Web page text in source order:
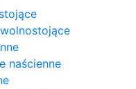
naścienne